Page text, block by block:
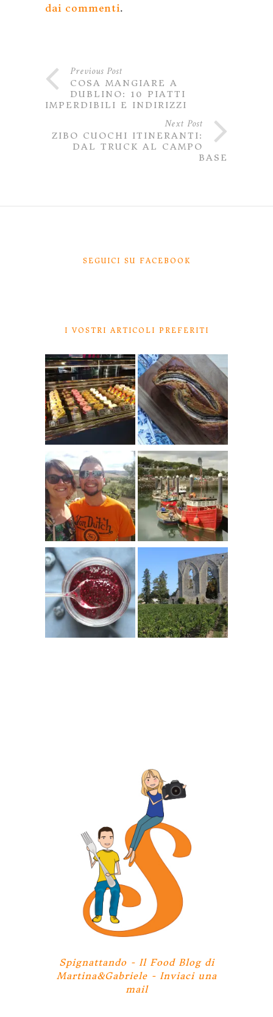
dai commenti.
Previous Post
COSA MANGIARE A
DUBLINO: 10 PIATTI
IMPERDIBILI E INDIRIZZI
Next Post
ZIBO CUOCHI ITINERANTI:
DAL TRUCK AL CAMPO
BASE
SEGUICI SU FACEBOOK
I VOSTRI ARTICOLI PREFERITI
Spignattando - Il Food Blog di
Martina&Gabriele - Inviaci una
mail